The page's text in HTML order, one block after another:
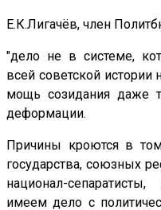
Е.К.Лигачёв, член
"дело не в системе,
всей советской
мощь созидания даже
деформации.
Причины кроются в
государства, союзных
национал-
имеем дело с